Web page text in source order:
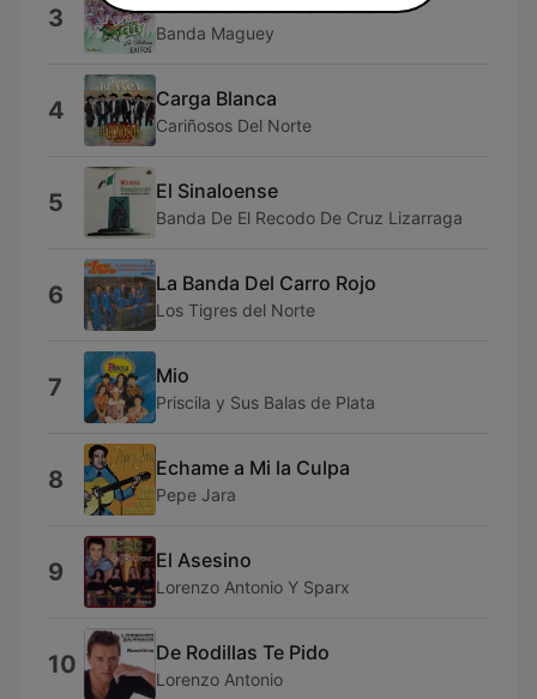
3 La Estrella de Los Bailes
Banda Maguey
4 Carga Blanca
Cariñosos Del Norte
5 El Sinaloense
Banda De El Recodo De Cruz Lizarraga
6 La Banda Del Carro Rojo
Los Tigres del Norte
7 Mio
Priscila y Sus Balas de Plata
8 Echame a Mi la Culpa
Pepe Jara
9 El Asesino
Lorenzo Antonio Y Sparx
10 De Rodillas Te Pido
Lorenzo Antonio